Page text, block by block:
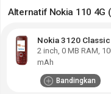
Alternatif Nokia 110 4G
Nokia 3120 Classic
2 inch, 0 MB RAM
mAh
Bandingkan